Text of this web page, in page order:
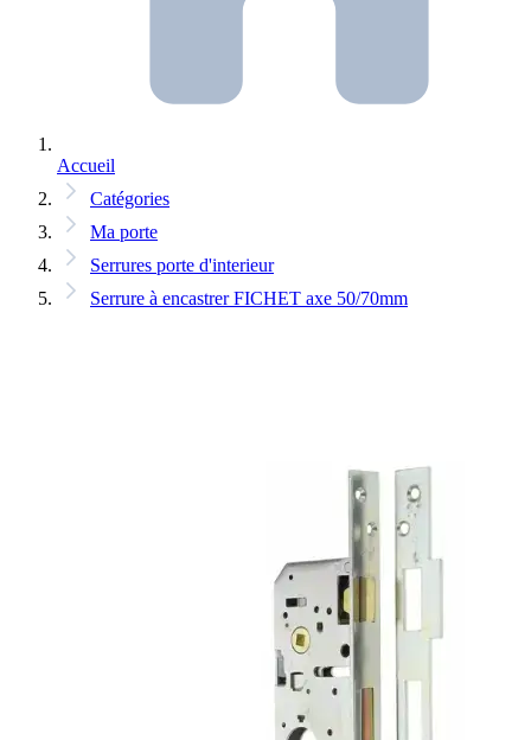
Accueil
Catégories
Ma porte
Serrures porte d'interieur
Serrure à encastrer FICHET axe 50/70mm